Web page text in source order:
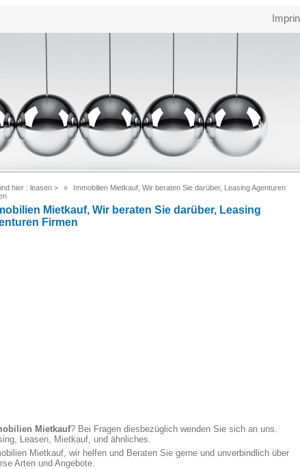
hier : leasen >
Immobilien Mietkauf, Wir beraten Sie darüber, Leasing Agenturen
Mietkauf, Wir beraten Sie darüber, Leasing
Firmen
Mietkauf? Bei Fragen diesbezüglich wenden Sie sich an uns.
Leasen, Mietkauf, und ähnliches.
Mietkauf, wir helfen und Beraten Sie gerne und unverbindlich über
Arten und Angebote.